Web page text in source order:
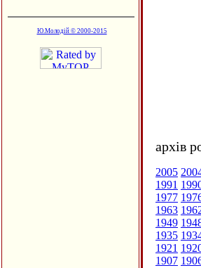
Ю.Молодій © 2000-2015
архів
2005
1991
1977
1963
1949
1935
1921
1907